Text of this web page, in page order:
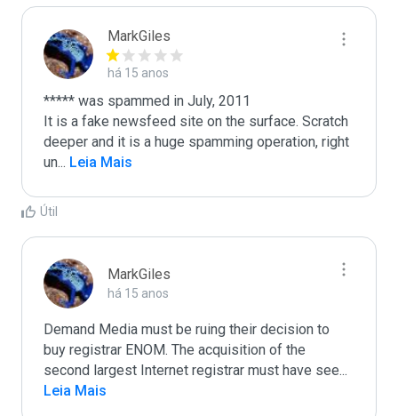
MarkGiles
há 15 anos
***** was spammed in July, 2011
It is a fake newsfeed site on the surface. Scratch
deeper and it is a huge spamming operation, right
un... Leia Mais
Útil
MarkGiles
há 15 anos
Demand Media must be ruing their decision to
buy registrar ENOM. The acquisition of the
second largest Internet registrar must have see...
Leia Mais